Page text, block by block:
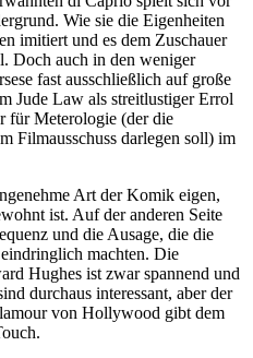
Wie sie die Eigenheiten
imitiert und es dem Zuschauer
Doch auch in den weniger
fast ausschließlich auf große
Jude Law als streitlustiger Errol
für Meterologie (der die
Filmausschuss darlegen soll) im
Art der Komik eigen,
ist. Auf der anderen Seite
und die Ausage, die die
machten. Die
Hughes ist zwar spannend und
durchaus interessant, aber der
von Hollywood gibt dem